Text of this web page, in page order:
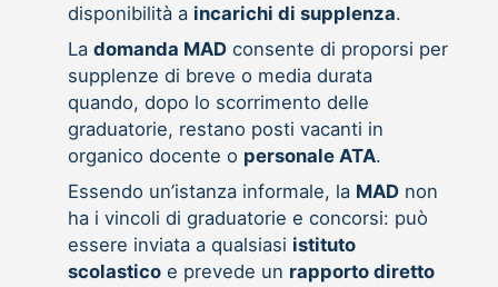
disponibilità a incarichi di supplenza.
La domanda MADconsente di proporsi per
supplenze di breve o media durata
quando, dopo lo scorrimento delle
graduatorie, restano posti vacanti in
organico docente o personale ATA.
Essendo un’istanza informale, la MADnon
ha i vincoli di graduatorie e concorsi: può
essere inviata a qualsiasi istituto
scolasticoe prevede un rapporto diretto